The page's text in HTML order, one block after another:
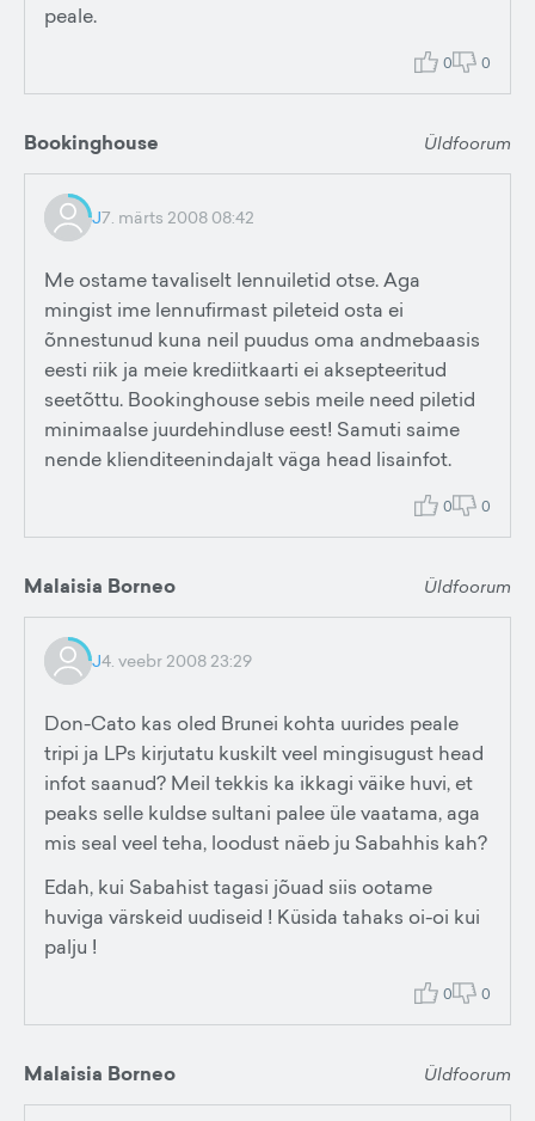
peale.
0 0
Bookinghouse Üldfoorum
J7. märts 2008 08:42
Me ostame tavaliselt lennuiletid otse. Aga
mingist ime lennufirmast pileteid osta ei
õnnestunud kuna neil puudus oma andmebaasis
eesti riik ja meie krediitkaarti ei aksepteeritud
seetõttu. Bookinghouse sebis meile need piletid
minimaalse juurdehindluse eest! Samuti saime
nende klienditeenindajalt väga head lisainfot.
0 0
Malaisia Borneo Üldfoorum
J4. veebr 2008 23:29
Don-Cato kas oled Brunei kohta uurides peale
tripi ja LPs kirjutatu kuskilt veel mingisugust head
infot saanud? Meil tekkis ka ikkagi väike huvi, et
peaks selle kuldse sultani palee üle vaatama, aga
mis seal veel teha, loodust näeb ju Sabahhis kah?
Edah, kui Sabahist tagasi jõuad siis ootame
huviga värskeid uudiseid ! Küsida tahaks oi-oi kui
palju !
0 0
Malaisia Borneo Üldfoorum